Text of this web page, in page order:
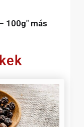
100g" más